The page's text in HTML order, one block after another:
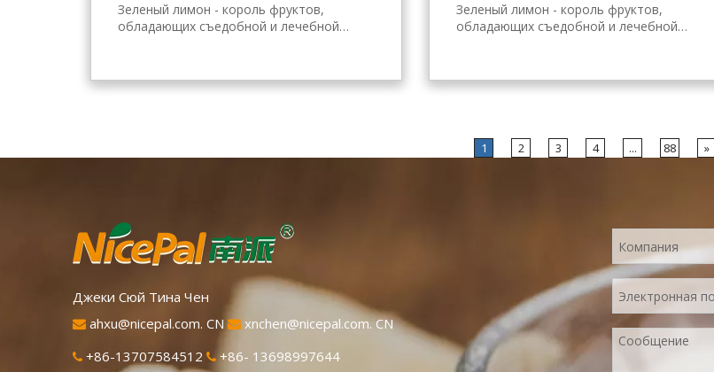
Зеленый лимон - король фруктов,
обладающих съедобной и лечебной
Хайнань, полученного с помощью самой
передовой в мире технологии
лимона. Мгновенно растворяется,
Зеленый лимон - король фруктов,
обладающих съедобной и лечебной
Хайнань, полученного с помощью самой
передовой в мире технологии
питательность и аромат свежего лимона.
Мгновенно растворяется, удобен в
1 2 3 4 ... 88 »
Джеки Сюй Тина Чен
 ahxu@nicepal.com. CN  xnchen@nicepal.com. CN
 +86-13707584512  +86- 13698997644